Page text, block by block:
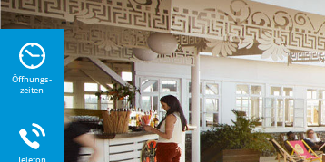
Öffnungs-
zeiten
Telefon
Sie
zu